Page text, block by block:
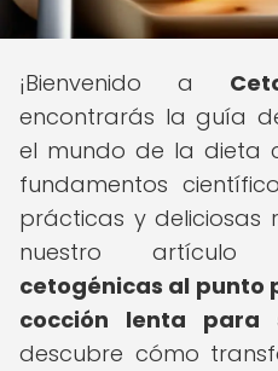
¡Bienvenido a
encontrarás la guía
el mundo de la dieta
fundamentos
prácticas y deliciosas
nuestro
cetogénicas al punto
cocción lenta para
descubre cómo